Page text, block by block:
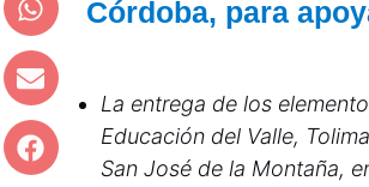
Córdoba, para
La entrega de los
Educación del Valle,
San José de la Montaña,